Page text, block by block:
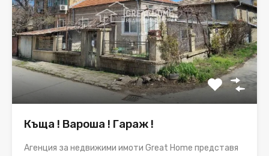
Къща ! Вароша ! Гараж !
Агенция за недвижими имоти Great Home представя